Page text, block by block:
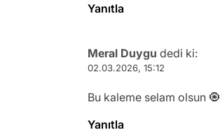
Yanıtla
Meral Duygu dedi ki:
02.03.2026, 15:12
Bu kaleme selam olsun 🧿
Yanıtla